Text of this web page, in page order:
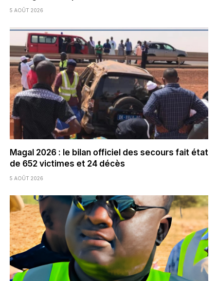
5 AOÛT 2026
Magal 2026 : le bilan officiel des secours fait état
de 652 victimes et 24 décès
5 AOÛT 2026